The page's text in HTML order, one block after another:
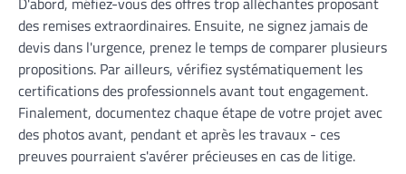
des remises extraordinaires. Ensuite, ne signez jamais de
devis dans l'urgence, prenez le temps de comparer plusieurs
propositions. Par ailleurs, vérifiez systématiquement les
certifications des professionnels avant tout engagement.
Finalement, documentez chaque étape de votre projet avec
des photos avant, pendant et après les travaux - ces
preuves pourraient s'avérer précieuses en cas de litige.